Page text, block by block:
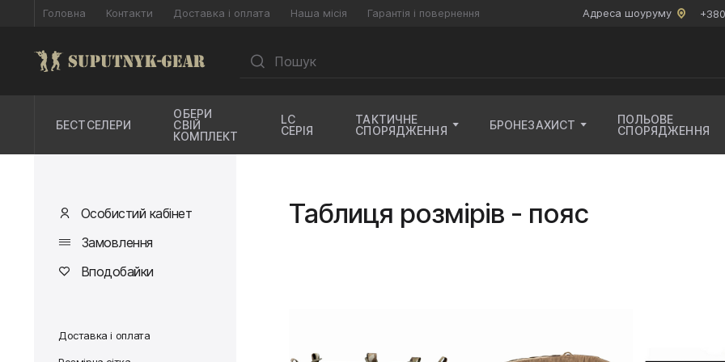
Головна Контакти Доставка і оплата Наша місія Гарантія і повернення Адреса шоуруму
БЕСТСЕЛЕРИ
ОБЕРИ
СВІЙ
КОМПЛЕКТ
LC
СЕРІЯ
ТАКТИЧНЕ
СПОРЯДЖЕННЯ
БРОНЕЗАХИСТ
ПОЛЬОВЕ
СПОРЯДЖЕННЯ
Особистий кабінет
Замовлення
Вподобайки
Доставка і оплата
Таблиця розмірів - пояс